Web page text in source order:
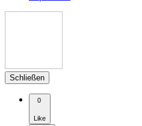
Schließen
0
Like